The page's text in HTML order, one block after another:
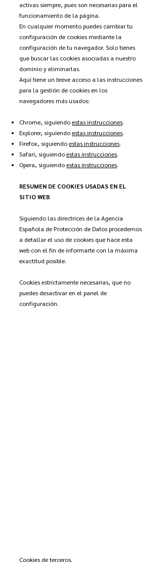
activas siempre, pues son necesarias para el
funcionamiento de la página.
En cualquier momento puedes cambiar tu
configuración de cookies mediante la
configuración de tu navegador. Solo tienes
que buscar las cookies asociadas a nuestro
dominio y eliminarlas.
Aquí tiene un breve acceso a las instrucciones
para la gestión de cookies en los
navegadores más usados:
Chrome, siguiendoestas instrucciones.
Explorer, siguiendoestas instrucciones.
Firefox, siguiendoestas instrucciones.
Safari, siguiendoestas instrucciones.
Opera, siguiendoestas instrucciones.
RESUMEN DE COOKIES USADAS EN EL
SITIO WEB
Siguiendo las directrices de la Agencia
Española de Protección de Datos procedemos
a detallar el uso de cookies que hace esta
web con el fin de informarte con la máxima
exactitud posible.
Cookies estrictamente necesarias, que no
puedes desactivar en el panel de
configuración.
Cookies de terceros.